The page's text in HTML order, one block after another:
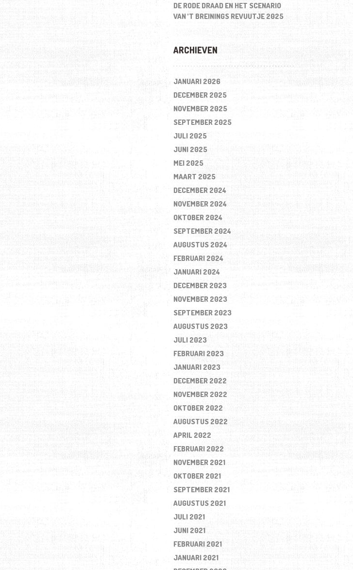
DE RODE DRAAD EN HET SCENARIO
VAN ’T BREININGS REVUUTJE 2025
ARCHIEVEN
JANUARI 2026
DECEMBER 2025
NOVEMBER 2025
SEPTEMBER 2025
JULI 2025
JUNI 2025
MEI 2025
MAART 2025
DECEMBER 2024
NOVEMBER 2024
OKTOBER 2024
SEPTEMBER 2024
AUGUSTUS 2024
FEBRUARI 2024
JANUARI 2024
DECEMBER 2023
NOVEMBER 2023
SEPTEMBER 2023
AUGUSTUS 2023
JULI 2023
FEBRUARI 2023
JANUARI 2023
DECEMBER 2022
NOVEMBER 2022
OKTOBER 2022
AUGUSTUS 2022
APRIL 2022
FEBRUARI 2022
NOVEMBER 2021
OKTOBER 2021
SEPTEMBER 2021
AUGUSTUS 2021
JULI 2021
JUNI 2021
FEBRUARI 2021
JANUARI 2021